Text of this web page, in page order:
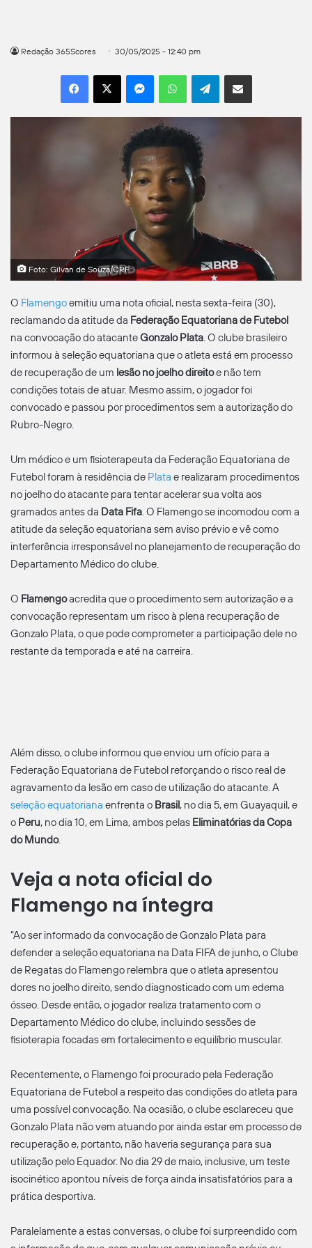
Redação 365Scores 30/05/2025 - 12:40 pm
Facebook
X MessengerWhatsAppTelegramCompartilhar por e-mail
Foto: Gilvan de Souza/CRF
O Flamengoemitiu uma nota oficial, nesta sexta-feira (30),
reclamando da atitude da Federação Equatoriana de Futebol
na convocação do atacanteGonzalo Plata . O clube brasileiro
informou à seleção equatoriana que o atleta está em processo
de recuperação de um lesão no joelho direitoe não tem
condições totais de atuar. Mesmo assim, o jogador foi
convocado e passou por procedimentos sem a autorização do
Rubro-Negro.
Um médico e um fisioterapeuta da Federação Equatoriana de
Futebol foram à residência de Plata e realizaram procedimentos
no joelho do atacante para tentar acelerar sua volta aos
gramados antes da Data Fifa . O Flamengo se incomodou com a
atitude da seleção equatoriana sem aviso prévio e vê como
interferência irresponsável no planejamento de recuperação do
Departamento Médico do clube.
O Flamengoacredita que o procedimento sem autorização e a
convocação representam um risco à plena recuperação de
Gonzalo Plata, o que pode comprometer a participação dele no
restante da temporada e até na carreira.
Além disso, o clube informou que enviou um ofício para a
Federação Equatoriana de Futebol reforçando o risco real de
agravamento da lesão em caso de utilização do atacante. A
seleção equatoriana enfrenta o Brasil, no dia 5, em Guayaquil, e
o Peru, no dia 10, em Lima, ambos pelas Eliminatórias da Copa
do Mundo.
Veja a nota oficial do
Flamengo na íntegra
“Ao ser informado da convocação de Gonzalo Plata para
defender a seleção equatoriana na Data FIFA de junho, o Clube
de Regatas do Flamengo relembra que o atleta apresentou
dores no joelho direito, sendo diagnosticado com um edema
ósseo. Desde então, o jogador realiza tratamento com o
Departamento Médico do clube, incluindo sessões de
fisioterapia focadas em fortalecimento e equilíbrio muscular.
Recentemente, o Flamengo foi procurado pela Federação
Equatoriana de Futebol a respeito das condições do atleta para
uma possível convocação. Na ocasião, o clube esclareceu que
Gonzalo Plata não vem atuando por ainda estar em processo de
recuperação e, portanto, não haveria segurança para sua
utilização pelo Equador. No dia 29 de maio, inclusive, um teste
isocinético apontou níveis de força ainda insatisfatórios para a
prática desportiva.
Paralelamente a estas conversas, o clube foi surpreendido com